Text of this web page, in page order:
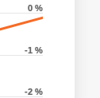
-2 %
-1 %
0 %